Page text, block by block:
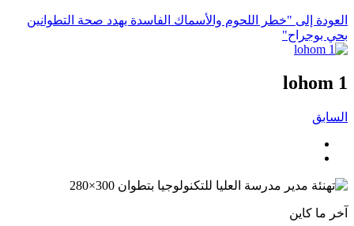
العودة إلى "خطر اللحوم والأسماك الفاسدة يهدد صحة التطوانين
بحي بوجراح"
lohom 1
السابق
آخر ما كاين